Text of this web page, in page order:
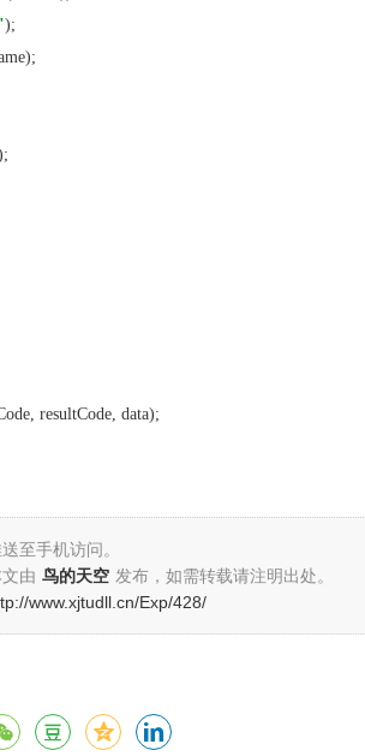
);
resultCode, data);
至手机访问。
由 鸟的天空 发布，如需转载请注明出处。
www.xjtudll.cn/Exp/428/